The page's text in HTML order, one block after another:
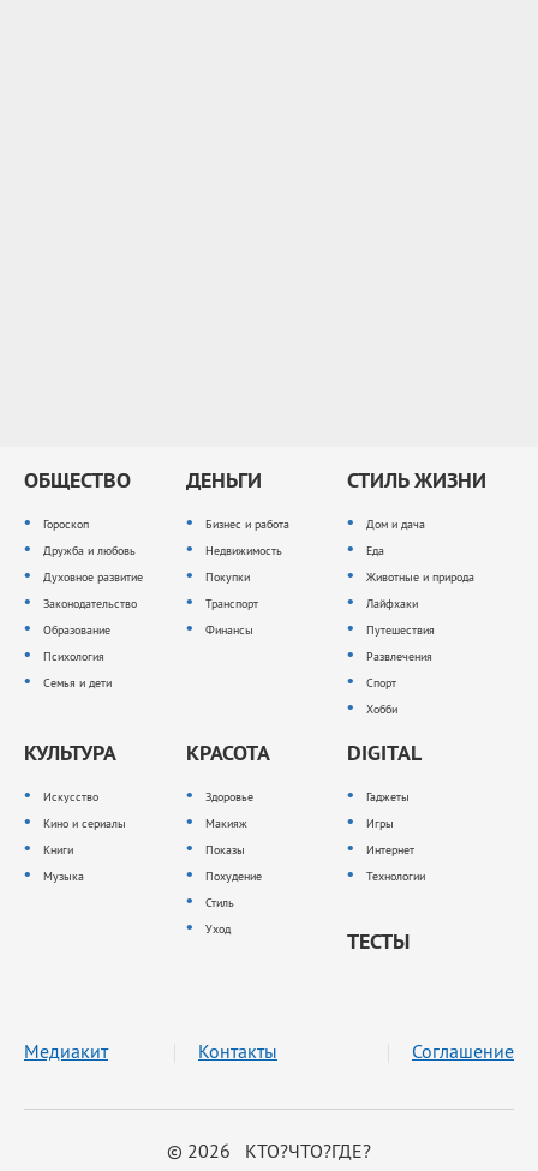
ОБЩЕСТВО
Гороскоп
Дружба и любовь
Духовное развитие
Законодательство
Образование
Психология
Семья и дети
ДЕНЬГИ
Бизнес и работа
Недвижимость
Покупки
Транспорт
Финансы
СТИЛЬ ЖИЗНИ
Дом и дача
Еда
Животные и природа
Лайфхаки
Путешествия
Развлечения
Спорт
Хобби
КУЛЬТУРА
Искусство
Кино и сериалы
Книги
Музыка
КРАСОТА
Здоровье
Макияж
Показы
Похудение
Стиль
Уход
DIGITAL
Гаджеты
Игры
Интернет
Технологии
ТЕСТЫ
© 2026 КТО?ЧТО?ГДЕ?
Медиакит Контакты Соглашение